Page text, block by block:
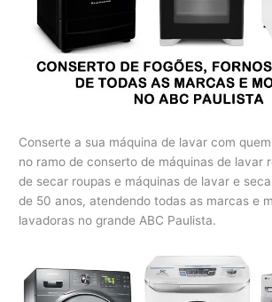
Conserte a sua máquina de lavar com
no ramo de conserto de máquinas de lavar
de secar roupas e máquinas de lavar e
de 50 anos, atendendo todas as marcas e
lavadoras no grande ABC Paulista.